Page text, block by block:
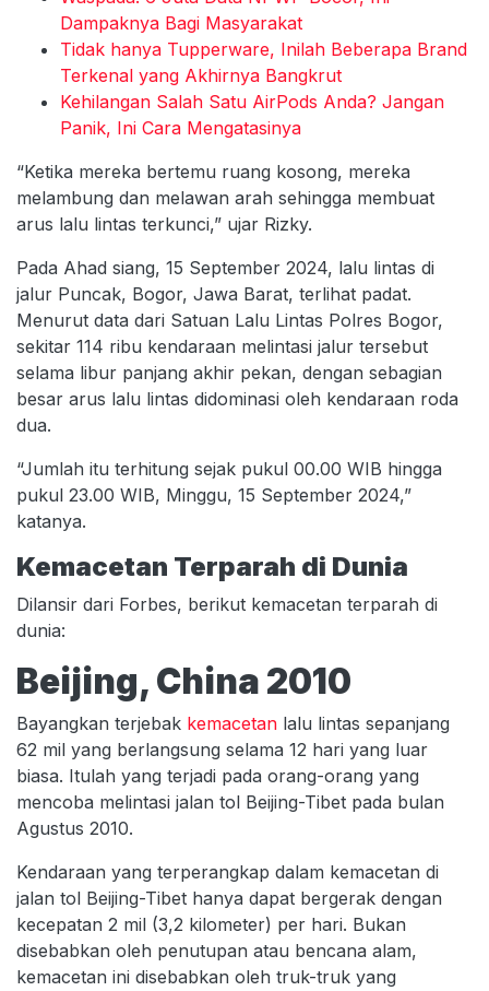
Dampaknya Bagi Masyarakat
Tidak hanya Tupperware, Inilah Beberapa Brand
Terkenal yang Akhirnya Bangkrut
Kehilangan Salah Satu AirPods Anda? Jangan
Panik, Ini Cara Mengatasinya
“Ketika mereka bertemu ruang kosong, mereka
melambung dan melawan arah sehingga membuat
arus lalu lintas terkunci,” ujar Rizky.
Pada Ahad siang, 15 September 2024, lalu lintas di
jalur Puncak, Bogor, Jawa Barat, terlihat padat.
Menurut data dari Satuan Lalu Lintas Polres Bogor,
sekitar 114 ribu kendaraan melintasi jalur tersebut
selama libur panjang akhir pekan, dengan sebagian
besar arus lalu lintas didominasi oleh kendaraan roda
dua.
“Jumlah itu terhitung sejak pukul 00.00 WIB hingga
pukul 23.00 WIB, Minggu, 15 September 2024,”
katanya.
Kemacetan Terparah di Dunia
Dilansir dari Forbes, berikut kemacetan terparah di
dunia:
Beijing, China 2010
Bayangkan terjebak kemacetan lalu lintas sepanjang
62 mil yang berlangsung selama 12 hari yang luar
biasa. Itulah yang terjadi pada orang-orang yang
mencoba melintasi jalan tol Beijing-Tibet pada bulan
Agustus 2010.
Kendaraan yang terperangkap dalam kemacetan di
jalan tol Beijing-Tibet hanya dapat bergerak dengan
kecepatan 2 mil (3,2 kilometer) per hari. Bukan
disebabkan oleh penutupan atau bencana alam,
kemacetan ini disebabkan oleh truk-truk yang